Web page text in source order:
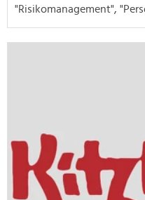
"Risikomanagement",